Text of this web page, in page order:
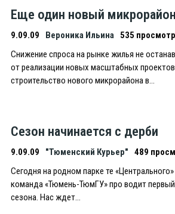
Еще один новый микрорайон
9.09.09 Вероника Ильина 535
Снижение спроса на рынке жилья не
от реализации новых масштабных
строительство нового микрорайона в…
Сезон начинается с дерби
9.09.09 "Тюменский Курьер"
489
Сегодня на родном парке те
команда «Тюмень-ТюмГУ» про водит
сезона. Нас ждет…